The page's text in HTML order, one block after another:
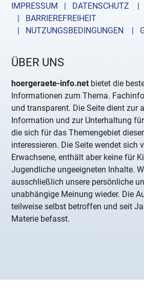
IMPRESSUM | DATENSCHUTZ |
| BARRIEREFREIHEIT
| NUTZUNGSBEDINGUNGEN
|
ÜBER UNS
hoergeraete-info.net bietet die
Informationen zum Thema.
und transparent. Die Seite dient zur
Information und zur Unterhaltung
die sich für das Themengebiet
interessieren. Die Seite wendet sich
Erwachsene, enthält aber keine für
Jugendliche ungeeigneten Inhalte.
ausschließlich unsere persönliche
unabhängige Meinung wieder. Die
teilweise selbst betroffen und seit
Materie befasst.